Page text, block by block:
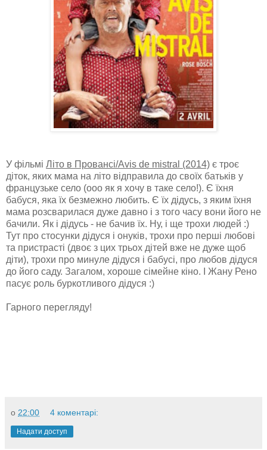
У фільмі Літо в Провансі/Avis de mistral (2014) є троє
діток, яких мама на літо відправила до своїх батьків у
французьке село (ооо як я хочу в таке село!). Є їхня
бабуся, яка їх безмежно любить. Є їх дідусь, з яким їхня
мама розсварилася дуже давно і з того часу вони його не
бачили. Як і дідусь - не бачив їх. Ну, і ще трохи людей :)
Тут про стосунки дідуся і онуків, трохи про перші любові
та пристрасті (двоє з цих трьох дітей вже не дуже щоб
діти), трохи про минуле дідуся і бабусі, про любов дідуся
до його саду. Загалом, хороше сімейне кіно. І Жану Рено
пасує роль буркотливого дідуся :)
Гарного перегляду!
о 22:00 4 коментарі:
Надати доступ